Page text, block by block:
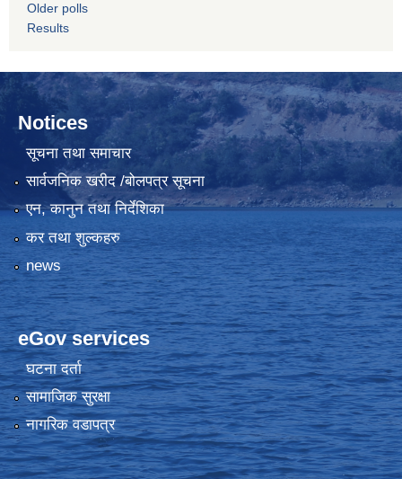
Older polls
Results
Notices
सूचना तथा समाचार
सार्वजनिक खरीद /बोलपत्र सूचना
एन, कानुन तथा निर्देशिका
कर तथा शुल्कहरु
news
eGov services
घटना दर्ता
सामाजिक सुरक्षा
नागरिक वडापत्र